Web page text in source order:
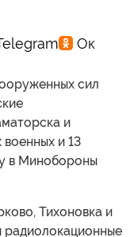
сил
и
и 13
в Минобороны
Тихоновка и